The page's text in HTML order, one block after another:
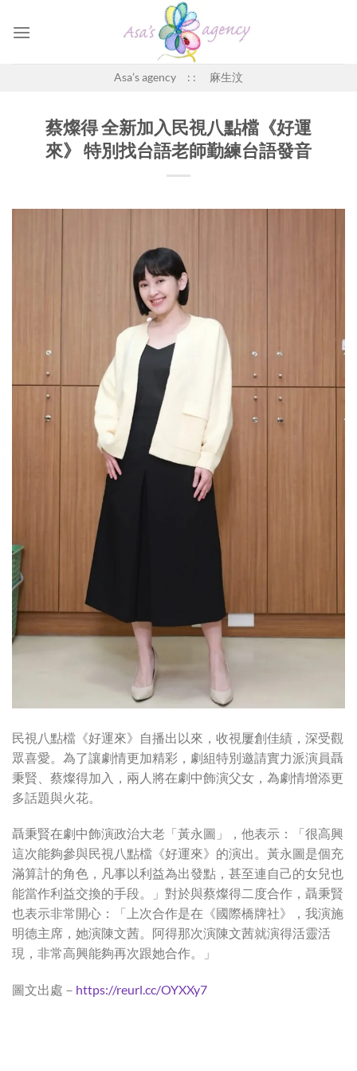
Asa’s agency : : 麻生汶
蔡燦得 全新加入民視八點檔《好運
來》 特別找台語老師勤練台語發音
民視八點檔《好運來》自播出以來，收視屢創佳績，深受觀
眾喜愛。為了讓劇情更加精彩，劇組特別邀請實力派演員聶
秉賢、蔡燦得加入，兩人將在劇中飾演父女，為劇情增添更
多話題與火花。
聶秉賢在劇中飾演政治大老「黃永圖」，他表示：「很高興
這次能夠參與民視八點檔《好運來》的演出。黃永圖是個充
滿算計的角色，凡事以利益為出發點，甚至連自己的女兒也
能當作利益交換的手段。」對於與蔡燦得二度合作，聶秉賢
也表示非常開心：「上次合作是在《國際橋牌社》，我演施
明德主席，她演陳文茜。阿得那次演陳文茜就演得活靈活
現，非常高興能夠再次跟她合作。」
圖文出處－ https://reurl.cc/OYXXy7